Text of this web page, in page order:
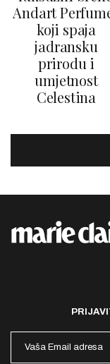
Andart
koji spaja
jadransku
prirodu i
umjetnost
Celestina